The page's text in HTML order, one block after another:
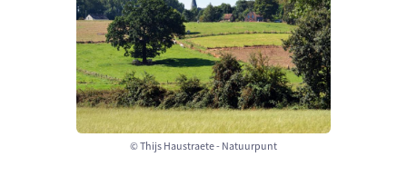
© Thijs Haustraete - Natuurpunt